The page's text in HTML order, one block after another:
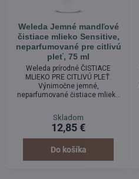
Weleda Jemné mandľové
čistiace mlieko Sensitive,
neparfumované pre citlivú
pleť, 75 ml
Weleda prírodné ČISTIACE
MLIEKO PRE CITLIVÚ PLEŤ.
Výnimočne jemné,
neparfumované čistiace mlieko
prirodzenú rovnováhu pleti,
chráni ju pred vysušením. Po
vyčistení zostáva pokožka
jemná a hebká.
Skladom
12,85 €
Do košíka